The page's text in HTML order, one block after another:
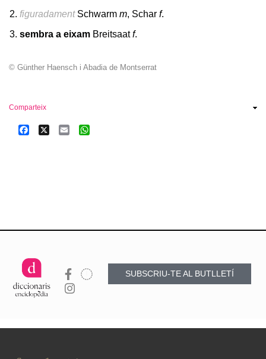
figuradamentSchwarm m, Schar f.
sembra a eixam Breitsaatf.
© Günther Haensch i Abadia de Montserrat
Comparteix
Facebook Email
SUBSCRIU-TE AL BUTLLETÍ